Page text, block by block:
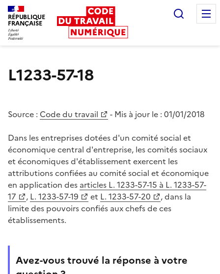
RÉPUBLIQUE
FRANÇAISE
L1233-57-18
Source : Code du travail - Mis à jour le : 01/01/2018
Dans les entreprises dotées d'un comité social et
économique central d'entreprise, les comités sociaux
et économiques d'établissement exercent les
attributions confiées au comité social et économique
en application des articles L. 1233-57-15 à L. 1233-57-
17
, L. 1233-57-19 et L. 1233-57-20
, dans la
limite des pouvoirs confiés aux chefs de ces
établissements.
Avez-vous trouvé la réponse à votre